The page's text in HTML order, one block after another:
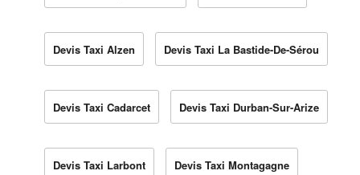
Devis Taxi Alzen Devis Taxi La Bastide-De-Sérou
Devis Taxi Cadarcet Devis Taxi Durban-Sur-Arize
Devis Taxi Larbont Devis Taxi Montagagne